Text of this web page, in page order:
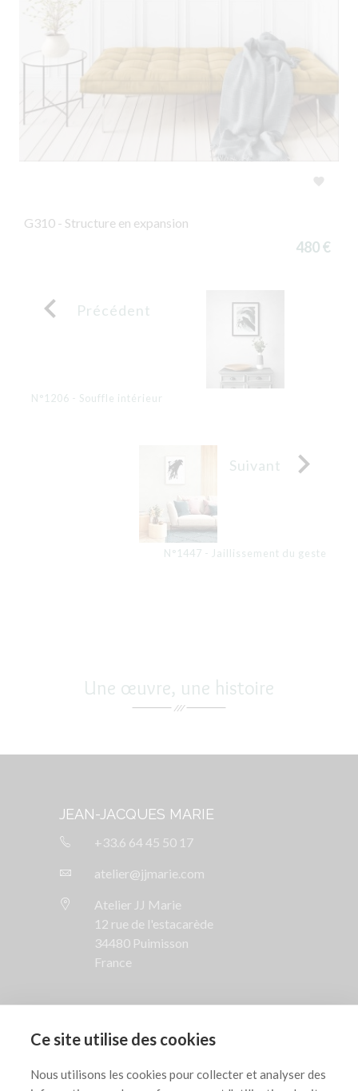
Ce site utilise des cookies
Nous utilisons les cookies pour collecter et analyser des

G310 - Structure en expansion
480 €
 Précédent
N°1206 - Souffle intérieur
Suivant 
N°1447 - Jaillissement du geste
Une œuvre, une histoire
JEAN-JACQUES MARIE
+33.6 64 45 50 17
atelier@jjmarie.com
Atelier JJ Marie
12 rue de l'estacarède
34480 Puimisson
France